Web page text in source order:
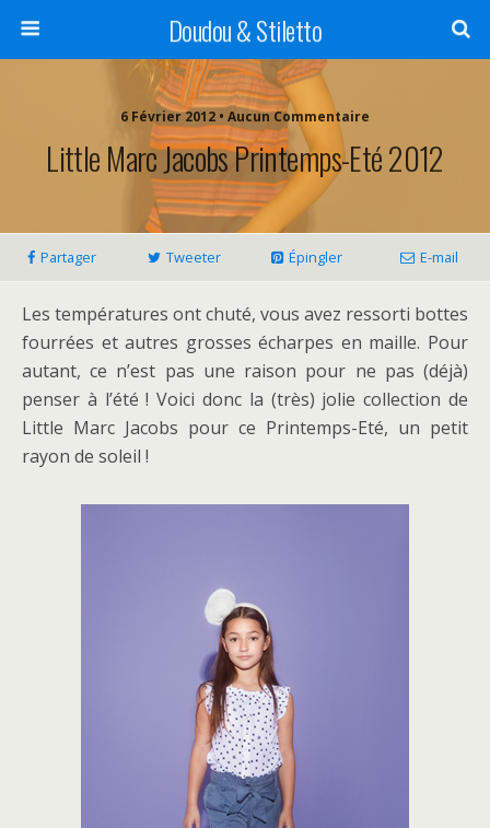
Doudou & Stiletto
6 Février 2012 • Aucun Commentaire
Little Marc Jacobs Printemps-Eté 2012
Partager Tweeter Épingler E-mail
Les températures ont chuté, vous avez ressorti bottes
fourrées et autres grosses écharpes en maille. Pour
autant, ce n’est pas une raison pour ne pas (déjà)
penser à l’été ! Voici donc la (très) jolie collection de
Little Marc Jacobs pour ce Printemps-Eté, un petit
rayon de soleil !